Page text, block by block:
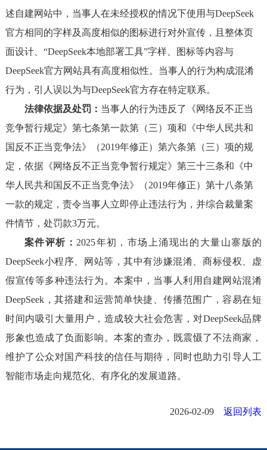
述自建网站中，当事人在未经授权的情况下使用与DeepSeek
官方相同的字样及高度相似的图标进行对外宣传，且整体页
面设计、“DeepSeek本地部署工具”字样、图标等内容与
DeepSeek官方网站具有高度相似性。当事人的行为构成混淆
行为，引人误以为与DeepSeek官方存在特定联系。
法律依据及处罚： 当事人的行为违反了《网络反不正当
竞争暂行规定》第七条第一款第（三）项和《中华人民共和
国反不正当竞争法》（2019年修正）第六条第（三）项的规
定，依据《网络反不正当竞争暂行规定》第三十三条和《中
华人民共和国反不正当竞争法》（2019年修正）第十八条第
一款的规定，责令当事人立即停止违法行为，并综合裁量案
件情节，处罚款3万元。
案件评析： 2025年初，市场上涌现出的大量山寨版的
DeepSeek小程序、网站等，其中有涉嫌混淆、商标侵权、虚
假宣传等多种违法行为。本案中，当事人利用自建网站混淆
DeepSeek，其搭建和运营简单快捷、传播范围广，容易在短
时间内吸引大量用户，造成较大社会危害，对DeepSeek品牌
形象也造成了负面影响。本案的查办，既震慑了不法商家，
维护了公众对国产科技的信任与期待，同时也助力引导人工
智能市场走向规范化、有序化的发展道路。
2026-02-09返回列表